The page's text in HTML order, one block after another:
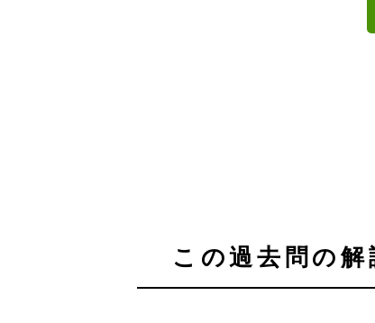
この過去問の解